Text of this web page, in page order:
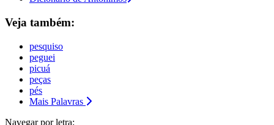
Veja também:
pesquiso
peguei
picuá
peças
pés
Mais Palavras
Navegar por letra: